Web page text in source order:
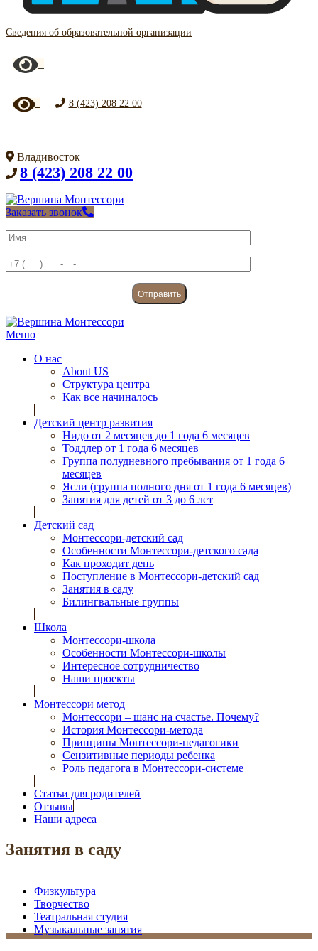
Сведения об образовательной организации
8 (423) 208 22 00
Владивосток
8 (423) 208 22 00
Заказать звонок
Меню
О нас
About US
Структура центра
Как все начиналось
Детский центр развития
Нидо от 2 месяцев до 1 года 6 месяцев
Тоддлер от 1 года 6 месяцев
Группа полудневного пребывания от 1 года 6
месяцев
Ясли (группа полного дня от 1 года 6 месяцев)
Занятия для детей от 3 до 6 лет
Детский сад
Монтессори-детский сад
Особенности Монтессори-детского сада
Как проходит день
Поступление в Монтессори-детский сад
Занятия в саду
Билингвальные группы
Школа
Монтессори-школа
Особенности Монтессори-школы
Интересное сотрудничество
Наши проекты
Монтессори метод
Монтессори – шанс на счастье. Почему?
История Монтессори-метода
Принципы Монтессори-педагогики
Сензитивные периоды ребенка
Роль педагога в Монтессори-системе
Статьи для родителей
Отзывы
Наши адреса
Занятия в саду
Физкультура
Творчество
Театральная студия
Музыкальные занятия